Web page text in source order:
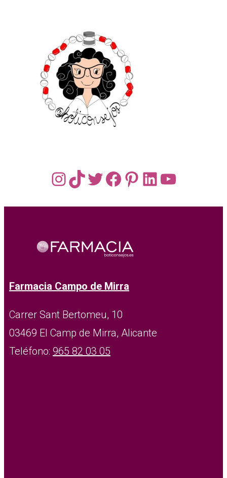
Instagram
TikTok
Twitter
Facebook
Pinterest
LinkedIn
Farmacia Campo de Mirra
Carrer Sant Bertomeu, 10
03469 El Camp de Mirra, Alicante
Teléfono: 965 82 03 05